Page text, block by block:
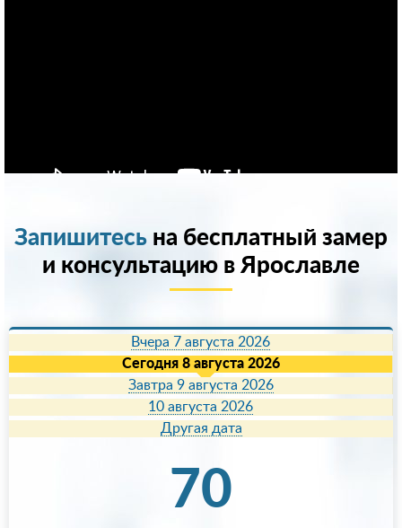
Запишитесь на бесплатный замер
и консультацию в Ярославле
Вчера 7 августа 2026
Сегодня 8 августа 2026
Завтра 9 августа 2026
10 августа 2026
Другая дата
70